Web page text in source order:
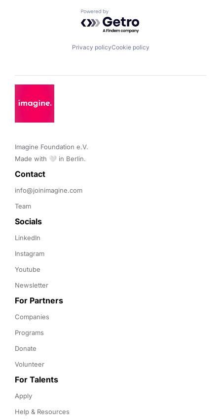
Powered by Getro.com
Privacy policyCookie policy
Imagine Foundation e.V.
Made with 🤍 in Berlin.
Contact
info@joinimagine.com
Team
Socials
LinkedIn
Instagram
Youtube
Newsletter
For Partners
Companies
Programs
Donate
Volunteer
For Talents
Apply
Help & Resources